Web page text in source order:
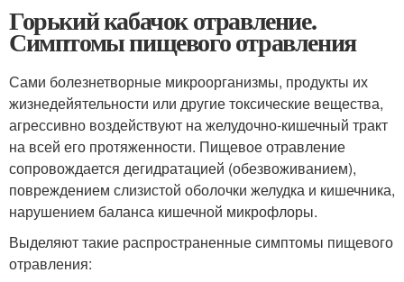
Горький кабачок отравление.
Симптомы пищевого отравления
Сами болезнетворные микроорганизмы, продукты их
жизнедейятельности или другие токсические вещества,
агрессивно воздействуют на желудочно-кишечный тракт
на всей его протяженности. Пищевое отравление
сопровождается дегидратацией (обезвоживанием),
повреждением слизистой оболочки желудка и кишечника,
нарушением баланса кишечной микрофлоры.
Выделяют такие распространенные симптомы пищевого
отравления: